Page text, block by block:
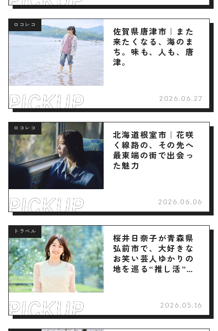
ロコレコ
佐賀県唐津市｜また
来たくなる、海のま
ち。味も、人も、唐
津。
2026.06.27
ロコレコ
北海道根室市｜花咲
く線路の、その先へ
最東端の街で出会っ
た魅力
2026.06.06
トラベル
桜井日奈子が青森県
弘前市で、大好きな
お笑い芸人ゆかりの
地を巡る“推し活”旅
2026.05.16